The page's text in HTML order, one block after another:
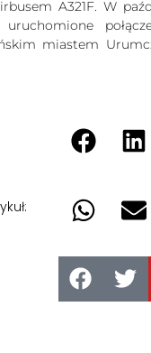
A321F. W
miastem